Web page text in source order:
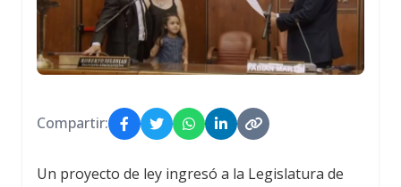
Compartir:
Un proyecto de ley ingresó a la Legislatura de